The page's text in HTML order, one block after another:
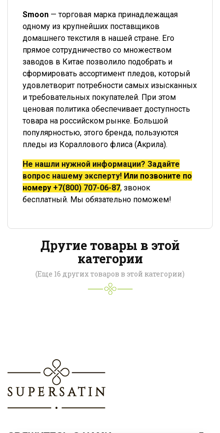
Smoon — торговая марка принадлежащая
одному из крупнейших поставщиков
домашнего текстиля в нашей стране. Его
прямое сотрудничество со множеством
заводов в Китае позволило подобрать и
сформировать ассортимент пледов, который
удовлетворит потребности самых изысканных
и требовательных покупателей. При этом
ценовая политика обеспечивает доступность
товара на российском рынке. Большой
популярностью, этого бренда, пользуются
пледы из Кораллового флиса (Акрила).
Не нашли нужной информации? Задайте
вопрос нашему эксперту! Или позвоните по
номеру +7(800) 707-06-87, звонок
бесплатный. Мы обязательно поможем!
Другие товары в этой
категории
(Еще 16 других товаров в этой категории)